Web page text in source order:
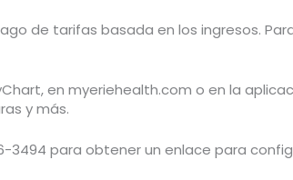
de tarifas basada en los ingresos.
en myeriehealth.com o en la
y más.
3494 para obtener un enlace para